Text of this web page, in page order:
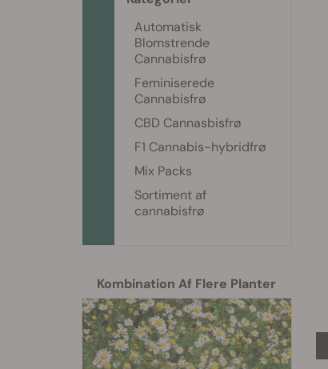
Automatisk
Blomstrende
Cannabisfrø
Feminiserede
Cannabisfrø
CBD Cannasbisfrø
F1 Cannabis-hybridfrø
Mix Packs
Sortiment af
cannabisfrø
Kombination Af Flere Planter